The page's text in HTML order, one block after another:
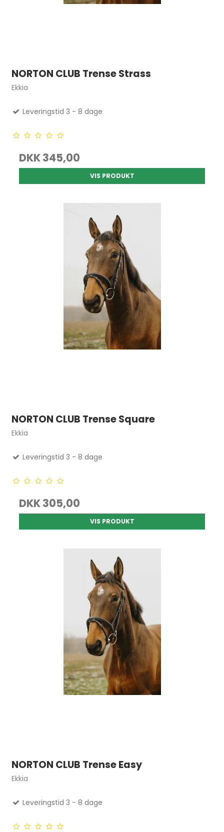
NORTON CLUB Trense Strass
Ekkia
Leveringstid 3 - 8 dage
DKK 345,00
VIS PRODUKT
NORTON CLUB Trense Square
Ekkia
Leveringstid 3 - 8 dage
DKK 305,00
VIS PRODUKT
NORTON CLUB Trense Easy
Ekkia
Leveringstid 3 - 8 dage